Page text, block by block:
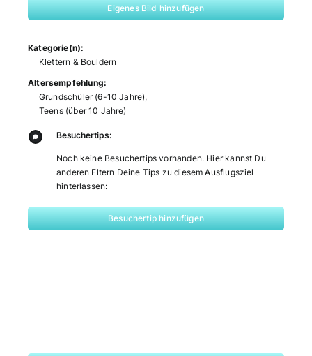
Eigenes Bild hinzufügen
Kategorie(n):
Klettern & Bouldern
Altersempfehlung:
Grundschüler (6-10 Jahre),
Teens (über 10 Jahre)
Besuchertips:
Noch keine Besuchertips vorhanden. Hier kannst Du
anderen Eltern Deine Tips zu diesem Ausflugsziel
hinterlassen:
Besuchertip hinzufügen